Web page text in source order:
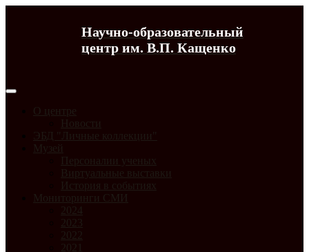
Научно-образовательный
центр им. В.П. Кащенко
О центре
Новости
ЭБД "Личные коллекции"
Музей
Персоналии ученых
Виртуальные выставки
История в событиях
Мониторинги СМИ
2024
2023
2022
2021